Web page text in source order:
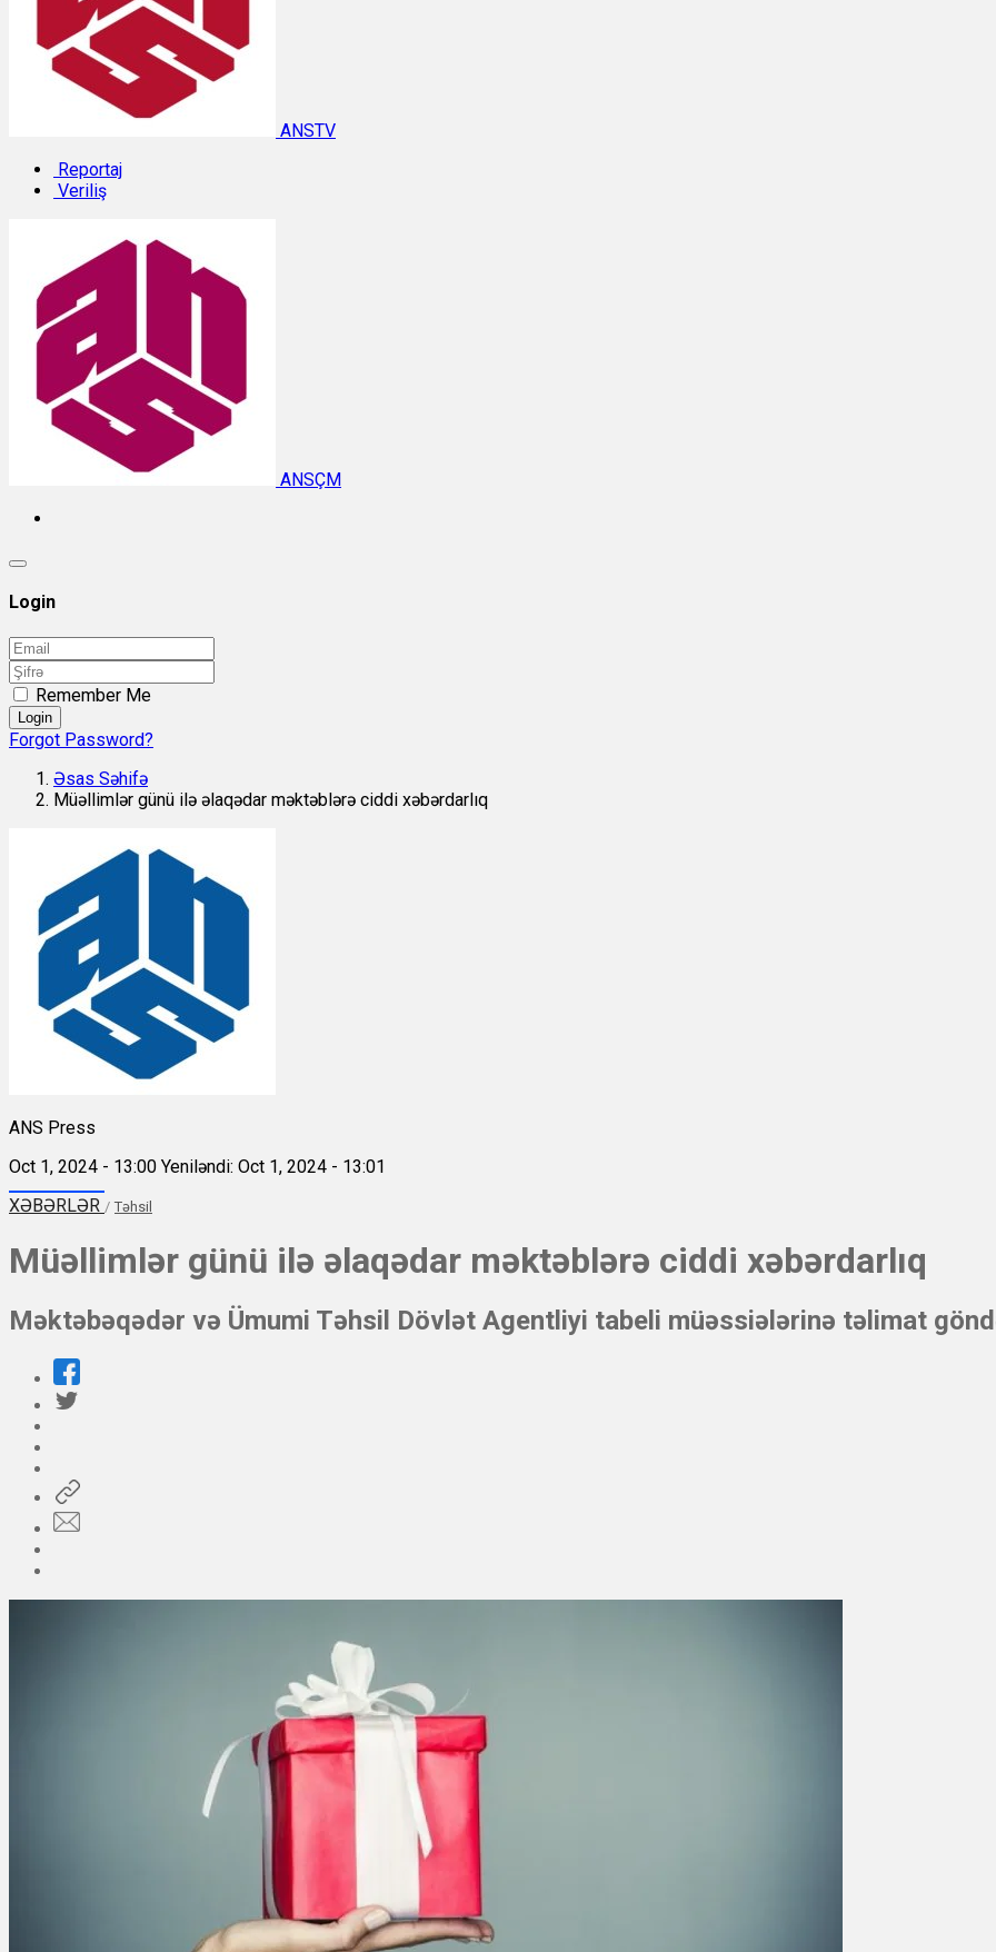
ANSTV
Reportaj
Veriliş
ANSÇM
Login
Remember Me
Login
Forgot Password?
Əsas Səhifə
Müəllimlər günü ilə əlaqədar məktəblərə ciddi xəbərdarlıq
ANS Press
Oct 1, 2024 - 13:00 Yeniləndi: Oct 1, 2024 - 13:01
XƏBƏRLƏR / Təhsil
Müəllimlər günü ilə əlaqədar məktəblərə ciddi xəbərdarlıq
Məktəbəqədər və Ümumi Təhsil Dövlət Agentliyi tabeli müəssiələrinə təlimat